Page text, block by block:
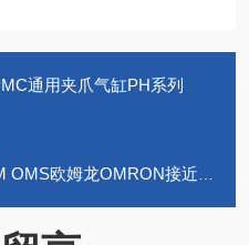
通用夹爪气缸PH系列
欧姆龙OMRON接近传感器E2E系列